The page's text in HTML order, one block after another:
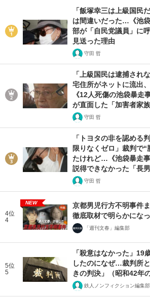
「飯塚幸三は上級国民
は間違いだった…《池
部が「自民党議員」に
見送った理由
守田 哲
「上級国民は逮捕され
宅住所がネットに流出
《12人死傷の池袋暴走
が直面した「加害者家
守田 哲
「トヨタの非を認める
限りなくゼロ」裁判で“
たけれど…《池袋暴走
説得できなかった「長男
守田 哲
4位
4
NEW
京都男児行方不明事件
徹底取材で明らかにな
「週刊文春」編集部
5位
5
「殺意はなかった」19
したのになぜ…裁判所
きの判決」（昭和42年
鉄人ノンフィクション編集部